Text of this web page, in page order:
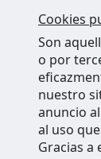
Cookies
Son
o por
nuestro
anuncio
al uso
Gracias a